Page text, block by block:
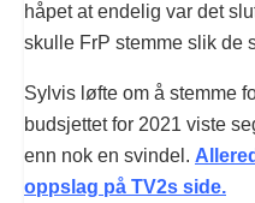
håpet at endelig var det
skulle FrP stemme slik de
Sylvis løfte om å stemme
budsjettet for 2021 viste
enn nok en svindel.
oppslag på TV2s side.